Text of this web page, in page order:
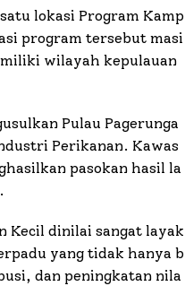
lokasi Program Kamp
program tersebut masi
wilayah kepulauan
Pulau Pagerunga
Perikanan. Kawas
pasokan hasil la
Kecil dinilai sangat layak
yang tidak hanya b
dan peningkatan nila